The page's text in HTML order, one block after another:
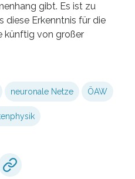
gibt. Es ist zu
diese Erkenntnis für die
künftig von großer
neuronale Netze ÖAW